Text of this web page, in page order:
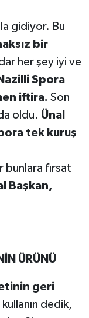
gidiyor. Bu
bir
her şey iyi ve
Spora
iftira. Son
oldu. Ünal
tek kuruş
fırsat
Başkan,
ÜRÜNÜ
geri
dedik,